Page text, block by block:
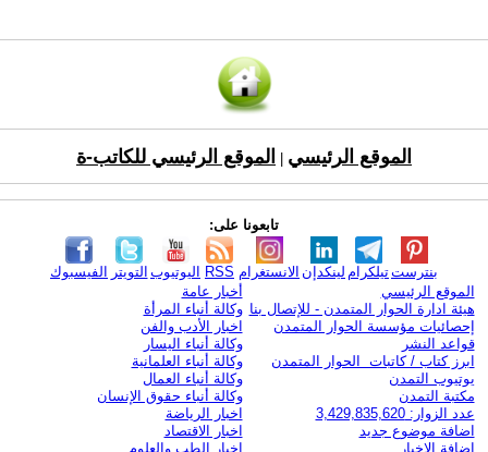
الموقع الرئيسي الموقع الرئيسي للكاتب-ة
تابعونا على:
الفيسبوك التويتر اليوتيوب RSS الانستغرام لينكدإن تيلكرامبنترست
الموقع الرئيسي
هيئة ادارة الحوار المتمدن - للإتصال بنا
إحصائيات مؤسسة الحوار المتمدن
قواعد النشر
ابرز كتاب / كاتبات الحوار المتمدن
يوتيوب التمدن
مكتبة التمدن
عدد الزوار: 3,429,835,620
اضافة موضوع جديد
اضافة الاخبار
أخبار عامة
وكالة أنباء المرأة
اخبار الأدب والفن
وكالة أنباء اليسار
وكالة أنباء العلمانية
وكالة أنباء العمال
وكالة أنباء حقوق الإنسان
اخبار الرياضة
اخبار الاقتصاد
اخبار الطب والعلوم